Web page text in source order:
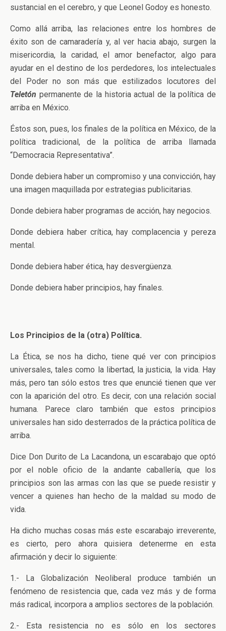
sustancial en el cerebro, y que Leonel Godoy es honesto.
Como allá arriba, las relaciones entre los hombres de
éxito son de camaradería y, al ver hacia abajo, surgen la
misericordia, la caridad, el amor benefactor, algo para
ayudar en el destino de los perdedores, los intelectuales
del Poder no son más que estilizados locutores del
Teletón permanente de la historia actual de la política de
arriba en México.
Éstos son, pues, los finales de la política en México, de la
política tradicional, de la política de arriba llamada
“Democracia Representativa”.
Donde debiera haber un compromiso y una convicción, hay
una imagen maquillada por estrategias publicitarias.
Donde debiera haber programas de acción, hay negocios.
Donde debiera haber crítica, hay complacencia y pereza
mental.
Donde debiera haber ética, hay desvergüenza.
Donde debiera haber principios, hay finales.
Los Principios de la (otra) Política.
La Ética, se nos ha dicho, tiene qué ver con principios
universales, tales como la libertad, la justicia, la vida. Hay
más, pero tan sólo estos tres que enuncié tienen que ver
con la aparición del otro. Es decir, con una relación social
humana. Parece claro también que estos principios
universales han sido desterrados de la práctica política de
arriba.
Dice Don Durito de La Lacandona, un escarabajo que optó
por el noble oficio de la andante caballería, que los
principios son las armas con las que se puede resistir y
vencer a quienes han hecho de la maldad su modo de
vida.
Ha dicho muchas cosas más este escarabajo irreverente,
es cierto, pero ahora quisiera detenerme en esta
afirmación y decir lo siguiente:
1.- La Globalización Neoliberal produce también un
fenómeno de resistencia que, cada vez más y de forma
más radical, incorpora a amplios sectores de la población.
2.- Esta resistencia no es sólo en los sectores